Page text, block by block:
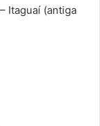
Itaguaí (antiga